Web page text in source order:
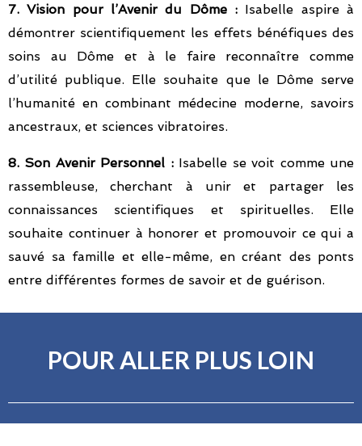
7. Vision pour l’Avenir du Dôme : Isabelle aspire à
démontrer scientifiquement les effets bénéfiques des
soins au Dôme et à le faire reconnaître comme
d’utilité publique. Elle souhaite que le Dôme serve
l’humanité en combinant médecine moderne, savoirs
ancestraux, et sciences vibratoires.
8. Son Avenir Personnel :Isabelle se voit comme une
rassembleuse, cherchant à unir et partager les
connaissances scientifiques et spirituelles. Elle
souhaite continuer à honorer et promouvoir ce qui a
sauvé sa famille et elle-même, en créant des ponts
entre différentes formes de savoir et de guérison.
POUR ALLER PLUS LOIN